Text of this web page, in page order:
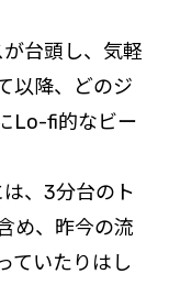
台頭し、気軽
以降、どのジ
Lo-fi的なビー
、3分台のト
め、昨今の流
ていたりはし